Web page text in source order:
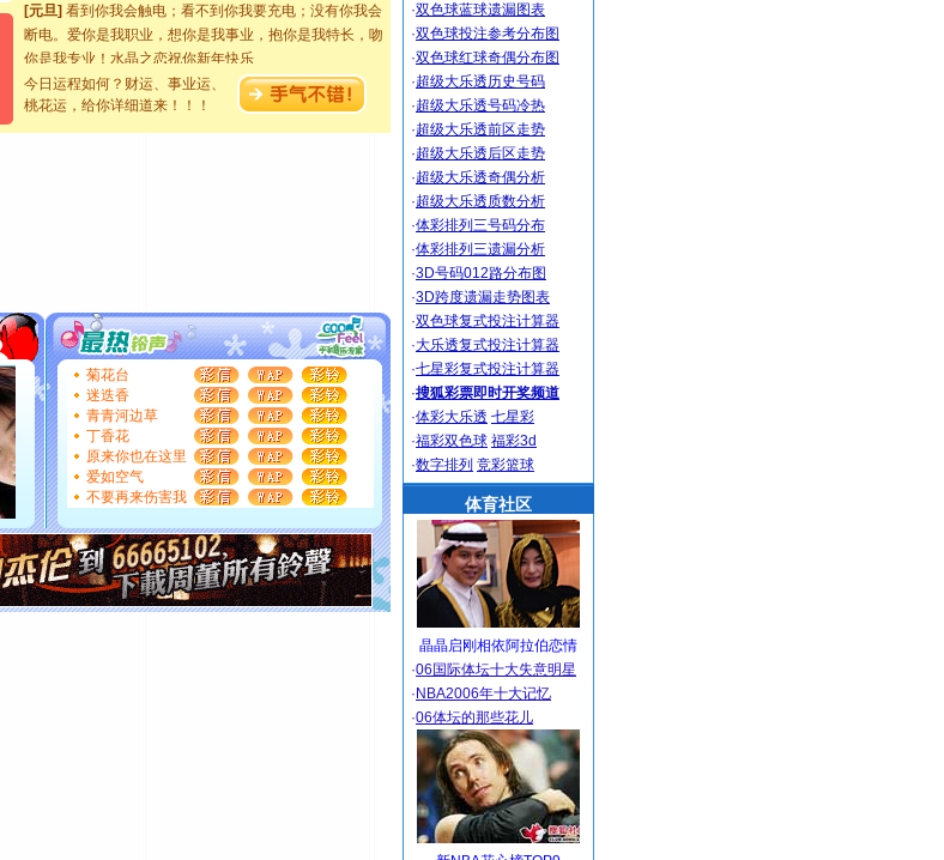
断电。爱你是我职业，想你是我事业，抱你是我特长，吻
你是我专业！水晶之恋祝你新年快乐
起；二是再生再世和你在一起；三是三生三世和你不再分
离。水晶之恋祝你新年快乐
片叶子是希望，第三片叶子是爱情，第四片叶子是幸运。
送你一棵薰衣草，愿你新年快乐！
[圣诞节]圣诞节到了，想想没什么送给你的，又不打算给
你太多，只有给你五千万：千万快乐！千万要健康！千万
要平安！千万要知足！千万不要忘记我！
[圣诞节]
不只这样的日子才会想起你,而是这样的日子才
能正大光明地骚扰你,告诉你,圣诞要快乐!新年要快乐!天天
都要快乐噢!
[圣诞节]奉上一颗祝福的心,在这个特别的日子里,愿幸福,
如意,快乐,鲜花,一切美好的祝愿与你同在.圣诞快乐!
[元旦]看到你我会触电；看不到你我要充电；没有你我会
断电。爱你是我职业，想你是我事业，抱你是我特长，吻
你是我专业！水晶之恋祝你新年快乐
今日运程如何？财运、事业运、
桃花运，给你详细道来！！！
菊花台
迷迭香
青青河边草
丁香花
原来你也在这里
爱如空气
不要再来伤害我
·双色球蓝球遗漏图表
·双色球投注参考分布图
·双色球红球奇偶分布图
·超级大乐透历史号码
·超级大乐透号码冷热
·超级大乐透前区走势
·超级大乐透后区走势
·超级大乐透奇偶分析
·超级大乐透质数分析
·体彩排列三号码分布
·体彩排列三遗漏分析
·3D号码012路分布图
·3D跨度遗漏走势图表
·双色球复式投注计算器
·大乐透复式投注计算器
·七星彩复式投注计算器
·搜狐彩票即时开奖频道
·体彩大乐透 七星彩
·福彩双色球 福彩3d
·数字排列 竞彩篮球
体育社区
晶晶启刚相依阿拉伯恋情
·06国际体坛十大失意明星
· NBA2006年十大记忆
·06体坛的那些花儿